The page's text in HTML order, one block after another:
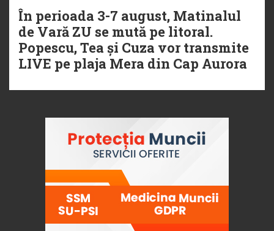
În perioada 3-7 august, Matinalul
de Vară ZU se mută pe litoral.
Popescu, Tea și Cuza vor transmite
LIVE pe plaja Mera din Cap Aurora